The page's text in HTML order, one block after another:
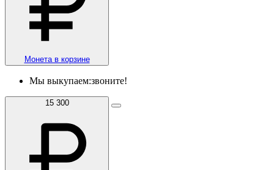
Монета в корзине
Мы выкупаем:звоните!
15 300